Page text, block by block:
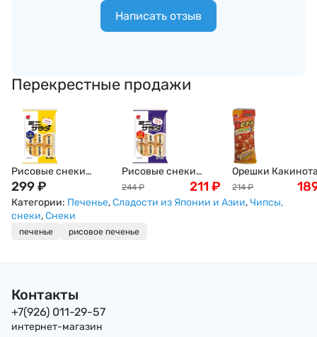
Написать отзыв
Перекрестные продажи
Рисовые снеки
Сэмбэй "Японские
традиции" с
морской солью
61г, Япония
299₽
Рисовые снеки
Сэмбэй с соевым
соусом и
Seika, 22 шт, 73 г,
244 ₽ 211 ₽
Орешки
KAKINOTANE,
Япония, 60 г,
214 ₽
Категории: Печенье,Сладости из Японии и Азии,Чипсы,
снеки,Снеки
печенье рисовое печенье
Контакты
+7(926) 011-29-57
интернет-магазин